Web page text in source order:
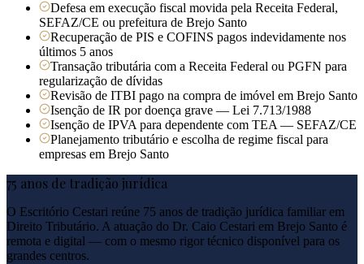
Defesa em execução fiscal movida pela Receita Federal,
SEFAZ/CE ou prefeitura de Brejo Santo
Recuperação de PIS e COFINS pagos indevidamente nos
últimos 5 anos
Transação tributária com a Receita Federal ou PGFN para
regularização de dívidas
Revisão de ITBI pago na compra de imóvel em Brejo Santo
Isenção de IR por doença grave — Lei 7.713/1988
Isenção de IPVA para dependente com TEA — SEFAZ/CE
Planejamento tributário e escolha de regime fiscal para
empresas em Brejo Santo
75 anos de tradição jurídica
O Escritório Cestari reúne 75 anos de tradição jurídica familiar em
Direito Tributário. A atuação do Dr. Caio Cestari em Brejo Santo é
remota e digital — com o mesmo rigor técnico disponível para os
grandes centros.